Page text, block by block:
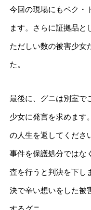
今回の現場にもペク・
ます。さらに証拠品と
ただしい数の被害少女
た。
最後に、グニは別室で
少女に発言を求めます
の人生を返してくださ
事件を保護処分ではな
査を行うと判決を下し
決で辛い想いをした被